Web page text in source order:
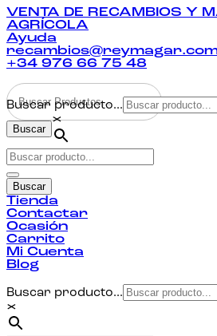
VENTA DE RECAMBIOS Y
AGRÍCOLA
Ayuda
+34 976 66 75 48
Buscar
Buscar producto...
×
Buscar
Tienda
Contactar
Ocasión
Carrito
Mi Cuenta
Blog
Buscar producto...
×